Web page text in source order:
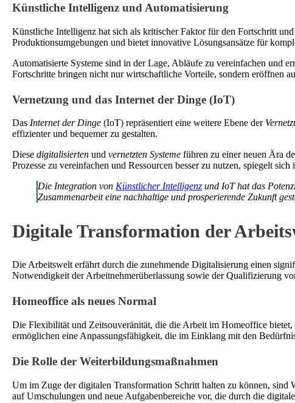
Künstliche Intelligenz und Automatisierung
Künstliche Intelligenz hat sich als kritischer Faktor für den Fortschritt
Produktionsumgebungen und bietet innovative Lösungsansätze für
Automatisierte Systeme sind in der Lage, Abläufe zu vereinfachen und
Fortschritte bringen nicht nur wirtschaftliche Vorteile, sondern eröffnen
Vernetzung und das Internet der Dinge (IoT)
Das Internet der Dinge (IoT) repräsentiert eine weitere Ebene der
effizienter und bequemer zu gestalten.
Diese digitalisierten und vernetzten Systeme führen zu einer neuen Ära
Prozesse zu vereinfachen und Ressourcen besser zu nutzen, spiegelt
Die Integration von Künstlicher Intelligenz und IoT hat das
Zusammenarbeit eine nachhaltige und prosperierende Zukunft
Digitale Transformation der
Die Arbeitswelt erfährt durch die zunehmende Digitalisierung einen
Notwendigkeit der Arbeitnehmerüberlassung sowie der Qualifizierung
Homeoffice als neues Normal
Die Flexibilität und Zeitsouveränität, die die Arbeit im Homeoffice
ermöglichen eine Anpassungsfähigkeit, die im Einklang mit den
Die Rolle der Weiterbildungsmaßnahmen
Um im Zuge der digitalen Transformation Schritt halten zu können, sind
auf Umschulungen und neue Aufgabenbereiche vor, die durch die